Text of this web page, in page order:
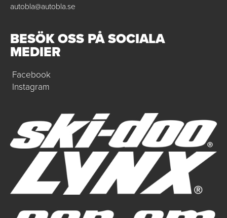
autobla@autobla.se
BESÖK OSS PÅ SOCIALA
MEDIER
Facebook
Instagram